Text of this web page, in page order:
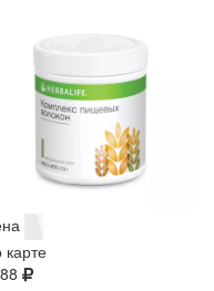
карте